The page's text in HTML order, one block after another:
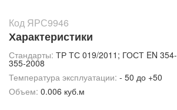
Код ЯРС9946
Характеристики
Стандарты: ТР ТС 019/2011; ГОСТ EN
355-2008
Температура эксплуатации: - 50 до +50
Объем: 0.006 куб.м